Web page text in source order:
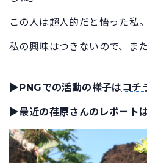
この人は超人的だと悟った私。
私の興味はつきないので、ま
▶PNGでの活動の様子は コチ
▶最近の荏原さんのレポート